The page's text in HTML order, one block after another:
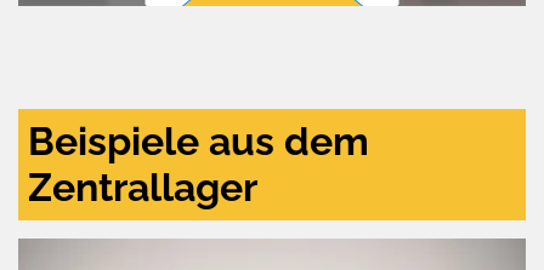
Beispiele aus dem
Zentrallager